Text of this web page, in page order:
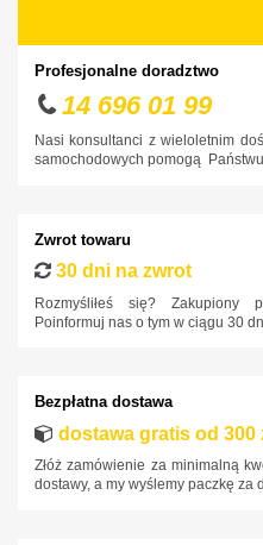
Dodge
DS
Fiat
Hyundai
Isuzu
Jaguar
Jeep
Kia
Profesjonalne doradztwo
14 696 01 99
Nasi konsultanci z wieloletnim
samochodowych pomogą
Zwrot towaru
30 dni na zwrot
Rozmyśliłeś się? Zakupiony
Poinformuj nas o tym w ciągu 30
Bezpłatna dostawa
dostawa gratis od 300
Złóż zamówienie za minimalną
dostawy, a my wyślemy paczkę za